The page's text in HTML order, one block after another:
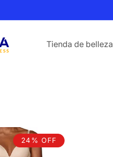
Tienda de belleza
24% OFF